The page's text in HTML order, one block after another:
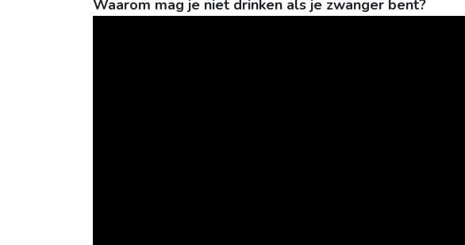
Waarom mag je niet drinken als je zwanger bent?